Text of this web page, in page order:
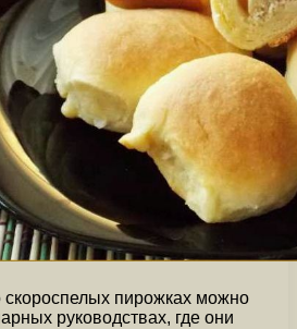
пирожках можно
руководствах, где они